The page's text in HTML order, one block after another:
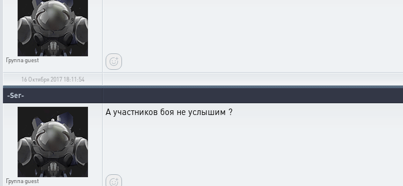
Группаguest
16 Октября 2017 18:11:54
-Ser-
Группаguest
А участников боя не услышим ?